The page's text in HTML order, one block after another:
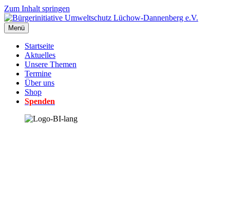
Zum Inhalt springen
Menü
Startseite
Aktuelles
Unsere Themen
Termine
Über uns
Shop
Spenden